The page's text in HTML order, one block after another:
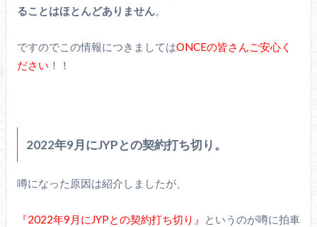
ることはほとんどありません。
ですのでこの情報につきましてはONCEの皆さんご安心く
ださい ！！
2022年9月にJYPとの契約打ち切り。
噂になった原因は紹介しましたが、
『2022年9月にJYPとの契約打ち切り』
というのが噂に拍車